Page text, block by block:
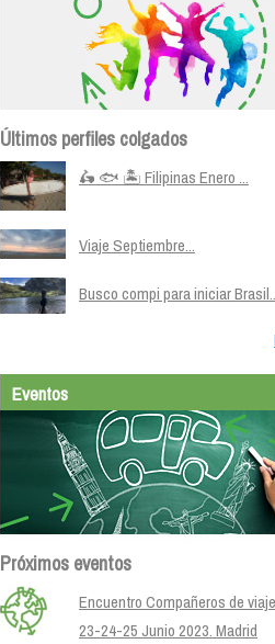
Últimos perfiles colgados
🛵 🐟 🏝️ Filipinas Enero ...
Viaje Septiembre...
Busco compi para iniciar
Eventos
Próximos eventos
Encuentro Compañeros de
23-24-25 Junio 2023. Madrid